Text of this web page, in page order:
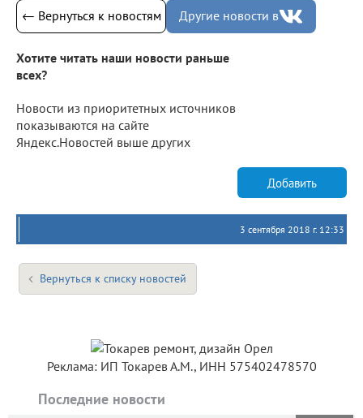
← Вернуться к новостям Другие новости в
Хотите читать наши новости раньше
всех?
Новости из приоритетных источников
показываются на сайте
Яндекс.Новостей выше других
Добавить
3 сентября 2018 г. 12:33
Вернуться к списку новостей
Реклама: ИП Токарев А.М., ИНН 575402478570
Последние новости